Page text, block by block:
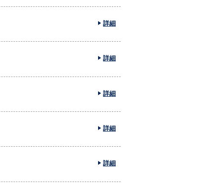
詳細
詳細
詳細
詳細
詳細